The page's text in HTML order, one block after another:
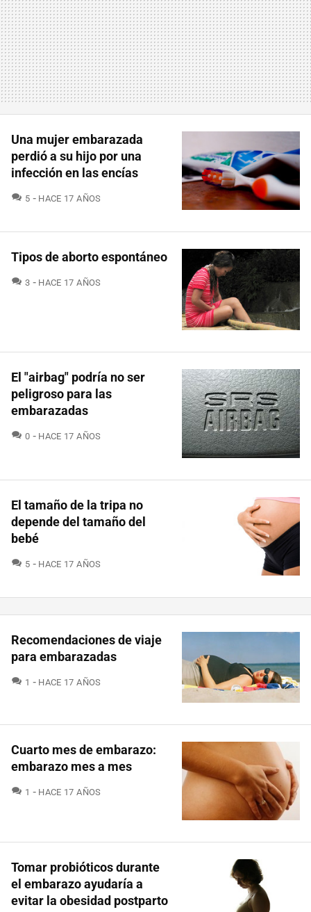
Una mujer embarazada
perdió a su hijo por una
infección en las encías
5 COMENTARIOS
HACE 17 AÑOS
Tipos de aborto espontáneo
3 COMENTARIOS
HACE 17 AÑOS
El "airbag" podría no ser
peligroso para las
embarazadas
0 COMENTARIOS
HACE 17 AÑOS
El tamaño de la tripa no
depende del tamaño del
bebé
5 COMENTARIOS
HACE 17 AÑOS
Recomendaciones de viaje
para embarazadas
1 COMENTARIOS
HACE 17 AÑOS
Cuarto mes de embarazo:
embarazo mes a mes
1 COMENTARIOS
HACE 17 AÑOS
Tomar probióticos durante
el embarazo ayudaría a
evitar la obesidad postparto